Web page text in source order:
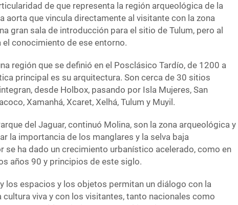
de que representa la región arqueológica de la
aorta que vincula directamente al visitante con la zona
gran sala de introducción para el sitio de Tulum, pero al
conocimiento de ese entorno.
región que se definió en el Posclásico Tardío, de 1200 a
principal es su arquitectura. Son cerca de 30 sitios
desde Holbox, pasando por Isla Mujeres, San
Xamanhá, Xcaret, Xelhá, Tulum y Muyil.
del Jaguar, continuó Molina, son la zona arqueológica y
la importancia de los manglares y la selva baja
se ha dado un crecimiento urbanístico acelerado, como en
años 90 y principios de este siglo.
los espacios y los objetos permitan un diálogo con la
cultura viva y con los visitantes, tanto nacionales como